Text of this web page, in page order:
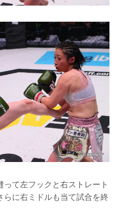
て左フックと右ストレート
に右ミドルも当て試合を終